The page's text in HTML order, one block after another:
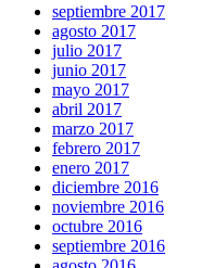
septiembre 2017
agosto 2017
julio 2017
junio 2017
mayo 2017
abril 2017
marzo 2017
febrero 2017
enero 2017
diciembre 2016
noviembre 2016
octubre 2016
septiembre 2016